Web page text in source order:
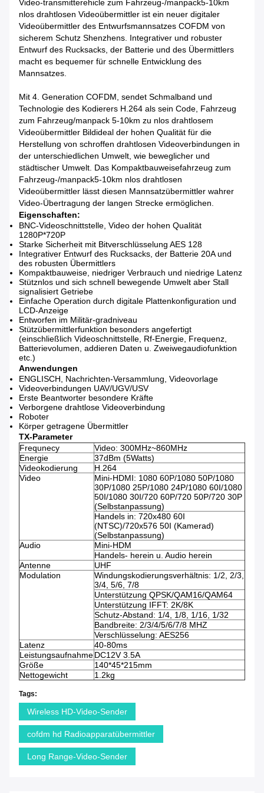
Video-transmitterehicle zum Fahrzeug-/manpack5-10km
nlos drahtlosen Videoübermittler ist ein neuer digitaler
Videoübermittler des Entwurfsmannsatzes COFDM von
sicherem Schutz Shenzhens. Integrativer und robuster
Entwurf des Rucksacks, der Batterie und des Übermittlers
macht es bequemer für schnelle Entwicklung des
Mannsatzes.
Mit 4. Generation COFDM, sendet Schmalband und
Technologie des Kodierers H.264 als sein Code, Fahrzeug
zum Fahrzeug/manpack 5-10km zu nlos drahtlosem
Videoübermittler Bildideal der hohen Qualität für die
Herstellung von schroffen drahtlosen Videoverbindungen in
der unterschiedlichen Umwelt, wie beweglicher und
städtischer Umwelt. Das Kompaktbauweisefahrzeug zum
Fahrzeug-/manpack5-10km nlos drahtlosen
Videoübermittler lässt diesen Mannsatzübermittler wahrer
Video-Übertragung der langen Strecke ermöglichen.
Eigenschaften:
BNC-Videoschnittstelle, Video der hohen Qualität
1280P*720P
Starke Sicherheit mit Bitverschlüsselung AES 128
Integrativer Entwurf des Rucksacks, der Batterie 20A und
des robusten Übermittlers
Kompaktbauweise, niedriger Verbrauch und niedrige Latenz
Stütznlos und sich schnell bewegende Umwelt aber Stall
signalisiert Getriebe
Einfache Operation durch digitale Plattenkonfiguration und
LCD-Anzeige
Entworfen im Militär-gradniveau
Stützübermittlerfunktion besonders angefertigt
(einschließlich Videoschnittstelle, Rf-Energie, Frequenz,
Batterievolumen, addieren Daten u. Zweiwegaudiofunktion
etc.)
Anwendungen
ENGLISCH, Nachrichten-Versammlung, Videovorlage
Videoverbindungen UAV/UGV/USV
Erste Beantworter besondere Kräfte
Verborgene drahtlose Videoverbindung
Roboter
Körper getragene Übermittler
TX-Parameter
Frequnecy
Video: 300MHz~860MHz
Energie
37dBm (5Watts)
Videokodierung
H.264
Video
Mini-HDMI: 1080 60P/1080 50P/1080
30P/1080 25P/1080 24P/1080 60I/1080
50I/1080 30I/720 60P/720 50P/720 30P
(Selbstanpassung)
Handels in: 720x480 60I
(NTSC)/720x576 50I (Kamerad)
(Selbstanpassung)
Audio
Mini-HDM
Handels- herein u. Audio herein
Antenne
UHF
Modulation
Windungskodierungsverhältnis: 1/2, 2/3,
3/4, 5/6, 7/8
Unterstützung QPSK/QAM16/QAM64
Unterstützung IFFT: 2K/8K
Schutz-Abstand: 1/4, 1/8, 1/16, 1/32
Bandbreite: 2/3/4/5/6/7/8 MHZ
Verschlüsselung: AES256
Latenz
40-80ms
LeistungsaufnahmeDC12V 3.5A
Größe
140*45*215mm
Nettogewicht
1.2kg
Tags:
Wireless HD-Video-Sender
cofdm hd Radioapparatübermittler
Long Range-Video-Sender